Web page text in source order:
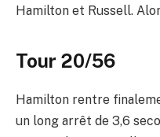
Hamilton et Russell.
Tour 20/56
Hamilton rentre
un long arrêt de 3,6